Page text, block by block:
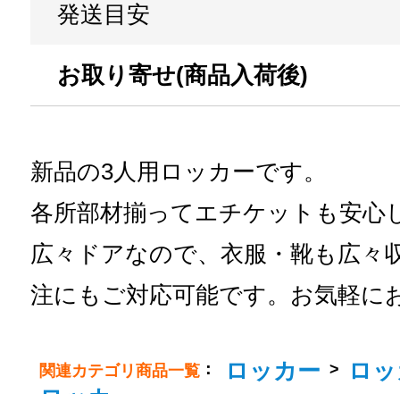
発送目安
お取り寄せ(商品入荷後)
新品の3人用ロッカーです。
各所部材揃ってエチケットも安心
広々ドアなので、衣服・靴も広々
注にもご対応可能です。お気軽に
関連カテゴリ商品一覧 ： ロッカー >
ロ